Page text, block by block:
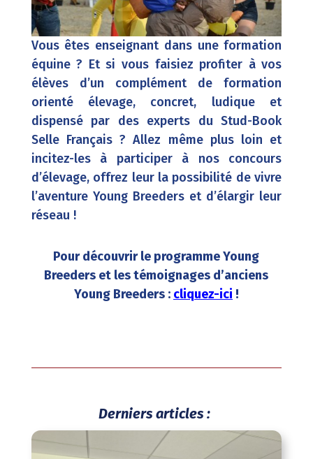
Vous êtes enseignant dans une formation
équine ? Et si vous faisiez profiter à vos
élèves d’un complément de formation
orienté élevage, concret, ludique et
dispensé par des experts du Stud-Book
Selle Français ? Allez même plus loin et
incitez-les à participer à nos concours
d’élevage, offrez leur la possibilité de vivre
l’aventure Young Breeders et d’élargir leur
réseau !
Pour découvrir le programme Young
Breeders et les témoignages d’anciens
Young Breeders : cliquez-ici !
Derniers articles :